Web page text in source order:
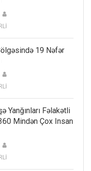
19 Nəfər
Yanğınları Fəlakətli
Mindən Çox Insan